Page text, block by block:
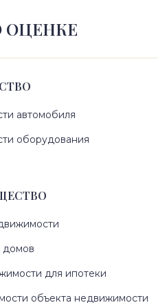
ОЦЕНКЕ
автомобиля
оборудования
домов
для ипотеки
объекта недвижимости